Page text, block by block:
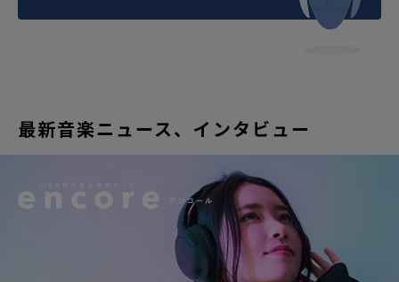
最新音楽ニュース、インタビュー